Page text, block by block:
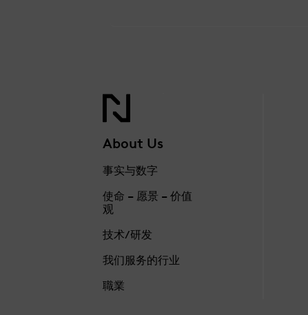
About Us
事实与数字
使命 – 愿景 – 价值
观
技术/研发
我们服务的行业
職業